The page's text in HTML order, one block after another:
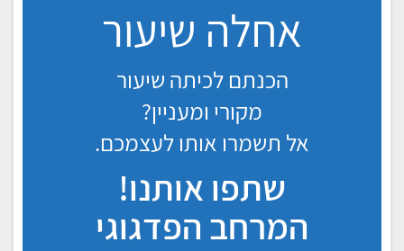
אחלה שיעור
הכנתם לכיתה שיעור
מקורי ומעניין?
אל תשמרו אותו לעצמכם.
שתפו אותנו!
המרחב הפדגוגי